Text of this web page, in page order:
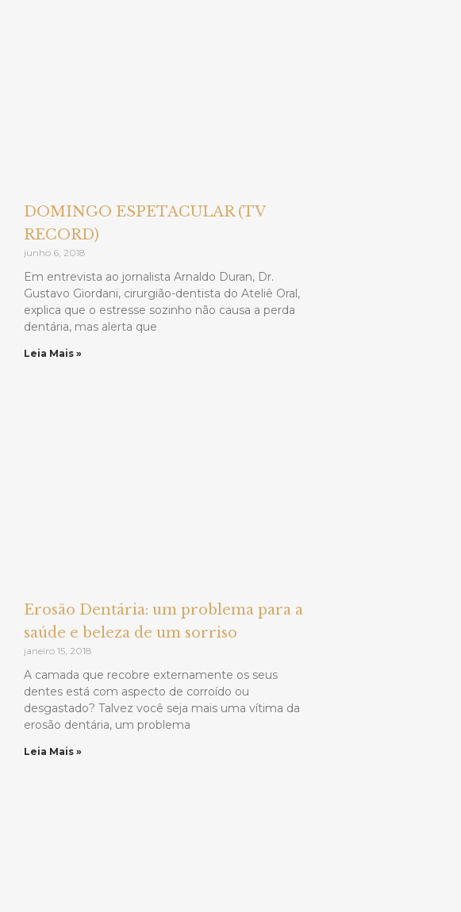
DOMINGO ESPETACULAR (TV
RECORD)
junho 6, 2018
Em entrevista ao jornalista Arnaldo Duran, Dr.
Gustavo Giordani, cirurgião-dentista do Ateliê Oral,
explica que o estresse sozinho não causa a perda
dentária, mas alerta que
Leia Mais »
Erosão Dentária: um problema para a
saúde e beleza de um sorriso
janeiro 15, 2018
A camada que recobre externamente os seus
dentes está com aspecto de corroído ou
desgastado? Talvez você seja mais uma vítima da
erosão dentária, um problema
Leia Mais »